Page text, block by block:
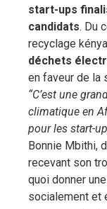
start-ups
candidats. Du
recyclage
déchets
en faveur de la
“C’est une
climatique en
pour les start-
Bonnie Mbithi,
recevant son
quoi donner
socialement et